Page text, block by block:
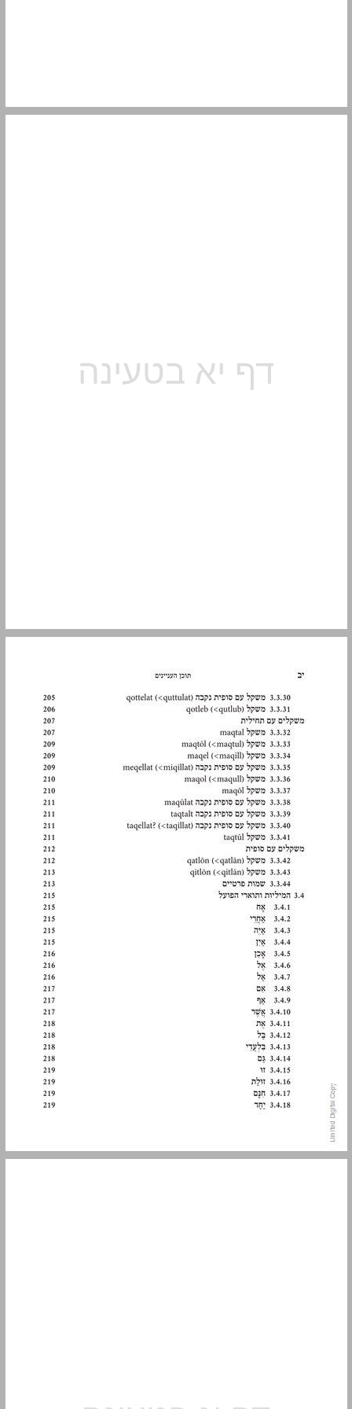
1.3.4 מחקרים אחרים ... 12
1.4 הגישה המוצעת בספר זה ... 13